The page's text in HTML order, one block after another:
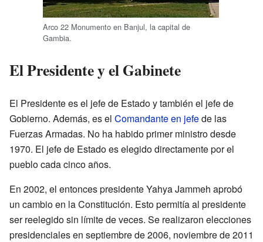
Arco 22 Monumento en Banjul, la capital de
Gambia.
El Presidente y el Gabinete
El Presidente es el jefe de Estado y también el jefe de
Gobierno. Además, es el Comandante en jefede las
Fuerzas Armadas. No ha habido primer ministro desde
1970. El jefe de Estado es elegido directamente por el
pueblo cada cinco años.
En 2002, el entonces presidente Yahya Jammeh aprobó
un cambio en la Constitución. Esto permitía al presidente
ser reelegido sin límite de veces. Se realizaron elecciones
presidenciales en septiembre de 2006, noviembre de 2011